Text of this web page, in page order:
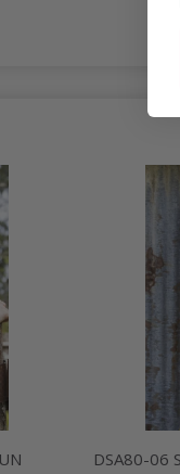
DSA80-06